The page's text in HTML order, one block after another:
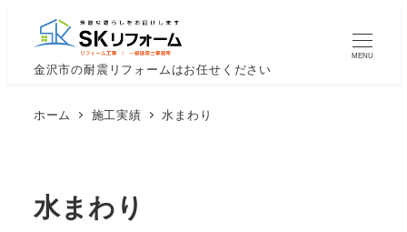
金沢市の耐震リフォームはお任せください
MENU
ホーム 施工実績 水まわり
水まわり